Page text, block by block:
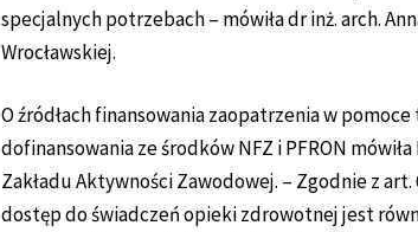
specjalnych potrzebach – mówiła dr inż. arch.
Wrocławskiej.
O źródłach finansowania zaopatrzenia w
dofinansowania ze środków NFZ i PFRON
Zakładu Aktywności Zawodowej. – Zgodnie z
dostęp do świadczeń opieki zdrowotnej jest